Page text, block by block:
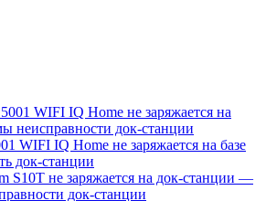
WIFI IQ Home не заряжается на базе
док-станции